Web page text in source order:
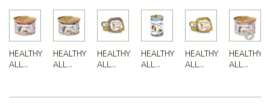
HEALTHY
ALL...
HEALTHY
ALL...
HEALTHY
ALL...
HEALTHY
ALL...
HEALTHY
ALL...
HEALTHY
ALL...